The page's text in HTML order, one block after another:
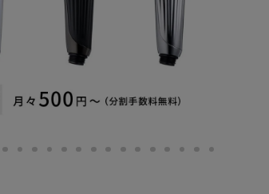
場合は、商品発送時に同梱させていただいてお